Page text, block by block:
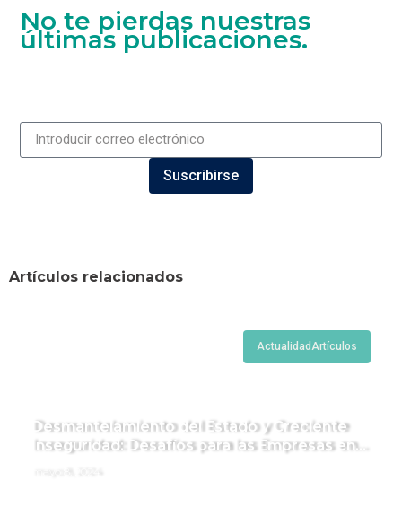
No te pierdas nuestras
últimas publicaciones.
Suscribirse
Artículos relacionados
ActualidadArtículos
Desmantelamiento del Estado y Creciente
Inseguridad: Desafíos para las Empresas en